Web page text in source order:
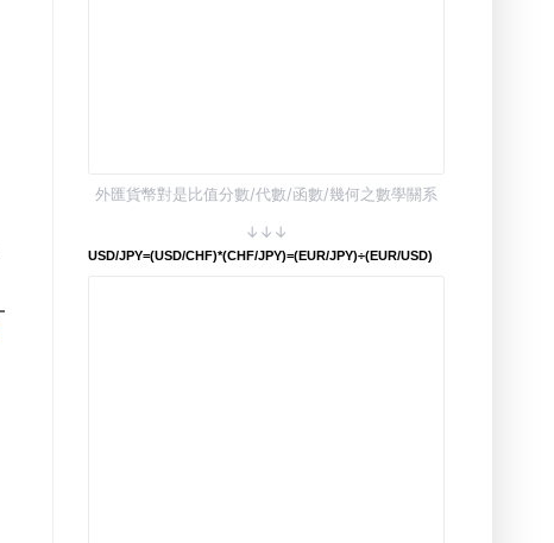
外匯貨幣對是比值分數/代數/函數/幾何之數學關系
↓↓↓
USD/JPY=(USD/CHF)*(CHF/JPY)=(EUR/JPY)÷(EUR/USD)